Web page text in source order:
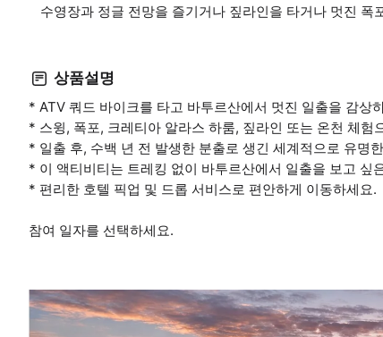
수영장과 정글 전망을 즐기거나 짚라인을 타거나 멋진
상품설명
* ATV 쿼드 바이크를 타고 바투르산에서 멋진 일출을 감상
* 스윙, 폭포, 크레티아 알라스 하룸, 짚라인 또는 온천 체험
* 일출 후, 수백 년 전 발생한 분출로 생긴 세계적으로 유명
* 이 액티비티는 트레킹 없이 바투르산에서 일출을 보고 싶
* 편리한 호텔 픽업 및 드롭 서비스로 편안하게 이동하세요.
참여 일자를 선택하세요.